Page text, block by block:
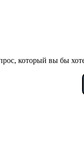
который вы бы